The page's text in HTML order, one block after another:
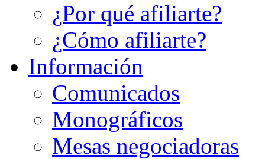
¿Por qué afiliarte?
¿Cómo afiliarte?
Información
Comunicados
Monográficos
Mesas negociadoras